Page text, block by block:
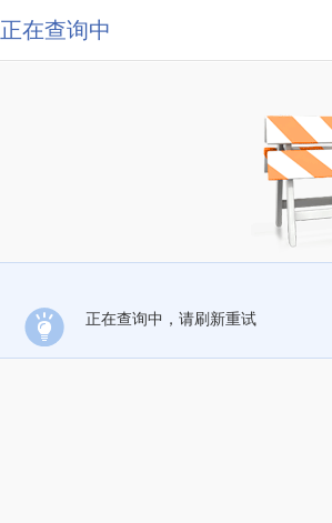
正在查询中
正在查询中，请刷新重试